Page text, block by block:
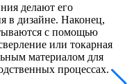
делают его
в дизайне. Наконец,
с помощью
или токарная
материалом для
процессах.